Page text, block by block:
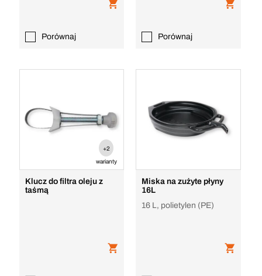
Porównaj Porównaj
+2
warianty
Klucz do filtra oleju z
taśmą
Miska na zużyte płyny
16L
16 L, polietylen (PE)